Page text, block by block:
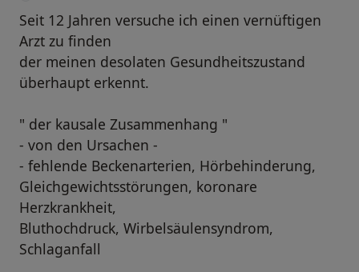
Seit 12 Jahren versuche ich einen vernüftigen
Arzt zu finden
der meinen desolaten Gesundheitszustand
überhaupt erkennt.
" der kausale Zusammenhang "
- von den Ursachen -
- fehlende Beckenarterien, Hörbehinderung,
Gleichgewichtsstörungen, koronare
Herzkrankheit,
Bluthochdruck, Wirbelsäulensyndrom,
Schlaganfall